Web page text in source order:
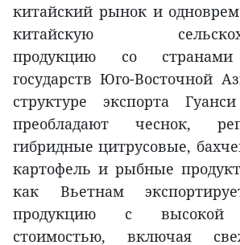
китайский рынок и
китайскую
продукцию со странами
государств Юго-Восточной
структуре экспорта
преобладают чеснок,
гибридные цитрусовые,
картофель и рыбные
как Вьетнам
продукцию с высокой
стоимостью, включая